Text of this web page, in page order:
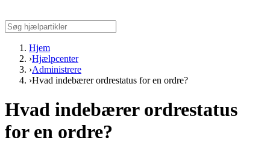
Hjem
›Hjælpcenter
›Administrere
›Hvad indebærer ordrestatus for en ordre?
Hvad indebærer ordrestatus
for en ordre?